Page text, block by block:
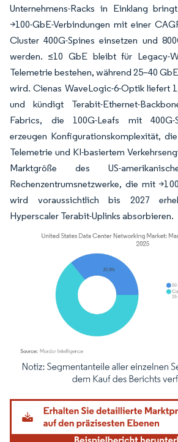
Unternehmens-Racks in Einklang
>100-GbE-Verbindungen mit einer
Cluster 400G-Spines einsetzen und
werden. ≤10 GbE bleibt für Legacy-
Telemetrie bestehen, während 25–40
wird. Cienas WaveLogic-6-Optik liefert
und kündigt Terabit-Ethernet-
Fabrics, die 100G-Leafs mit 400G-
erzeugen Konfigurationskomplexität,
Telemetrie und KI-basiertem
Marktgröße des US-
Rechenzentrumsnetzwerke, die mit
wird voraussichtlich bis 2027
Hyperscaler Terabit-Uplinks absorbieren.
Bild © Mordor Intelligence. Wiederverwendung